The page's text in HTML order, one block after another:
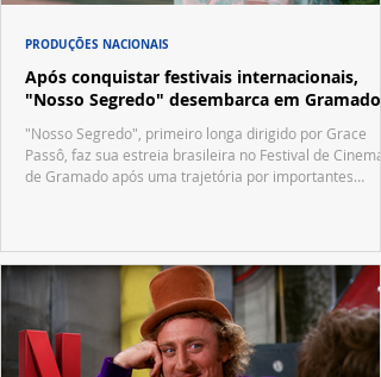
Após conquistar festivais internacionais,
"Nosso Segredo" desembarca em Gramado
"Nosso Segredo", primeiro longa dirigido por Grace
Passô, faz sua estreia brasileira no Festival de Cinema
de Gramado após uma trajetória por importantes
PRODUÇÕES NACIONAIS